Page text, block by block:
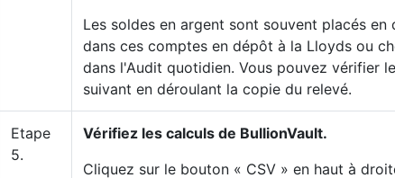
Les soldes en argent sont souvent placés
dans ces comptes en dépôt à la Lloyds ou
dans l'Audit quotidien. Vous pouvez vérifier
suivant en déroulant la copie du relevé.
Etape
5.
Vérifiez les calculs de BullionVault.
Cliquez sur le bouton « CSV » en haut à